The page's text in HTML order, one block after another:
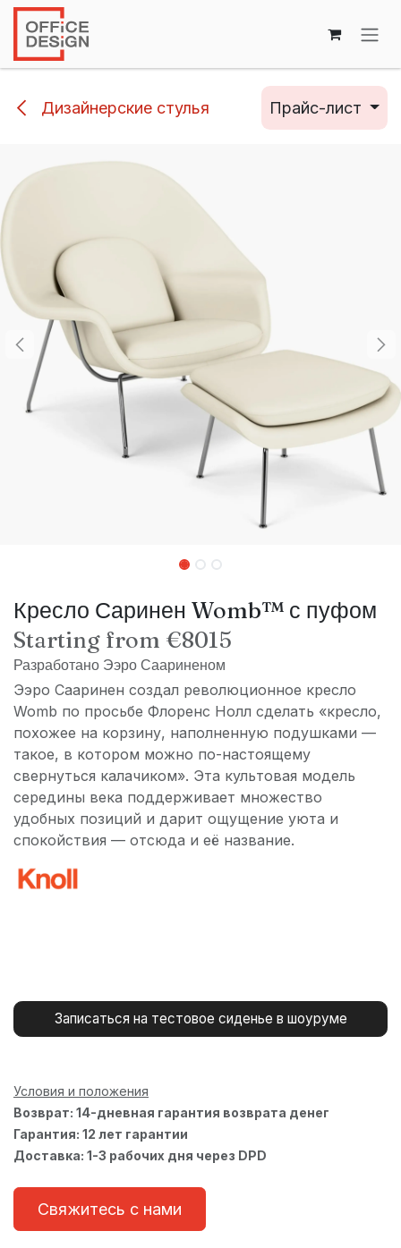
Перейти к содержимому
Дизайнерские стулья Прайс-лист
Кресло Саринен Womb™ с пуфом
Starting from €8015
Разработано Ээро Саариненом
Ээро Сааринен создал революционное кресло
Womb по просьбе Флоренс Нолл сделать «кресло,
похожее на корзину, наполненную подушками —
такое, в котором можно по-настоящему
свернуться калачиком». Эта культовая модель
середины века поддерживает множество
удобных позиций и дарит ощущение уюта и
спокойствия — отсюда и её название.
Записаться на тестовое сиденье в шоуруме
Условия и положения
Возврат: 14-дневная гарантия возврата денег
Гарантия: 12 лет гарантии
Доставка: 1-3 рабочих дня через DPD
Свяжитесь с нами